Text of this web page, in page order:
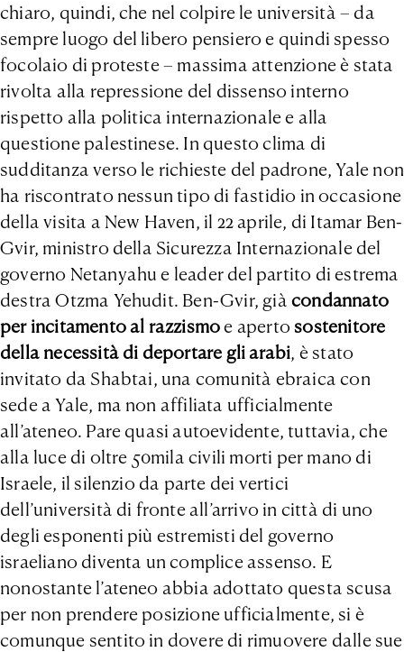
chiaro, quindi, che nel colpire le università – da
sempre luogo del libero pensiero e quindi spesso
focolaio di proteste – massima attenzione è stata
rivolta alla repressione del dissenso interno
rispetto alla politica internazionale e alla
questione palestinese. In questo clima di
sudditanza verso le richieste del padrone, Yale non
ha riscontrato nessun tipo di fastidio in occasione
della visita a New Haven, il 22 aprile, di Itamar Ben-
Gvir, ministro della Sicurezza Internazionale del
governo Netanyahu e leader del partito di estrema
destra Otzma Yehudit. Ben-Gvir, già condannato
per incitamento al razzismoe apertosostenitore
della necessità di deportare gli arabi, è stato
invitato da Shabtai, una comunità ebraica con
sede a Yale, ma non affiliata ufficialmente
all’ateneo. Pare quasi autoevidente, tuttavia, che
alla luce di oltre 50mila civili morti per mano di
Israele, il silenzio da parte dei vertici
dell’università di fronte all’arrivo in città di uno
degli esponenti più estremisti del governo
israeliano diventa un complice assenso. E
nonostante l’ateneo abbia adottato questa scusa
per non prendere posizione ufficialmente, si è
comunque sentito in dovere di rimuovere dalle sue